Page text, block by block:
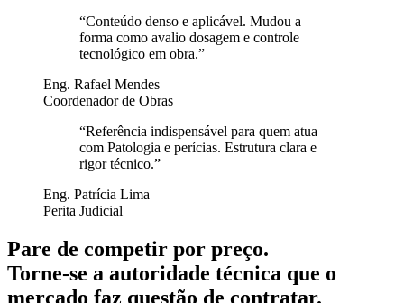
“Conteúdo denso e aplicável. Mudou a
forma como avalio dosagem e controle
tecnológico em obra.”
Eng. Rafael Mendes
Coordenador de Obras
“Referência indispensável para quem atua
com Patologia e perícias. Estrutura clara e
rigor técnico.”
Eng. Patrícia Lima
Perita Judicial
Pare de competir por preço.
Torne-se a autoridade técnica que o
mercado faz questão de contratar.